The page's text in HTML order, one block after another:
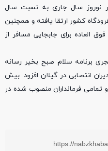
نوروز سال جاری به نسبت سال
از رتبه ۱۷ به ۹ در میان ۶۰ فرودگاه کشور ارتقا یافته و همچنین
العاده برای جابجایی مسافر از
برنامه سلام صبح بخیر رسانه
انتصابی در گیلان افزود: بیش
و تمامی فرمانداران منصوب شده در
https://